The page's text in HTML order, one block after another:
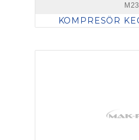
M23
KOMPRESÖR